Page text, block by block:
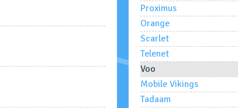
Proximus
Orange
Scarlet
Telenet
Voo
Mobile Vikings
Tadaam